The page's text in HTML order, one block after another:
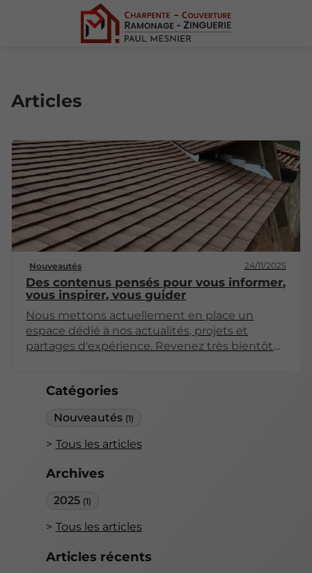
Catégories
Nouveautés (1)
Tous les articles
Archives
2025 (1)
Tous les articles
Articles récents
Articles
Nouveautés 24/11/2025
Des contenus pensés pour vous informer,
vous inspirer, vous guider
Nous mettons actuellement en place un
espace dédié à nos actualités, projets et
partages d'expérience. Revenez très bientôt